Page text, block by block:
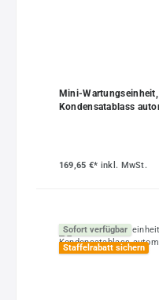
Mini-
Kondensatablass
169,65 €* inkl. MwSt.
Sofort verfügbar
Staffelrabatt sichern